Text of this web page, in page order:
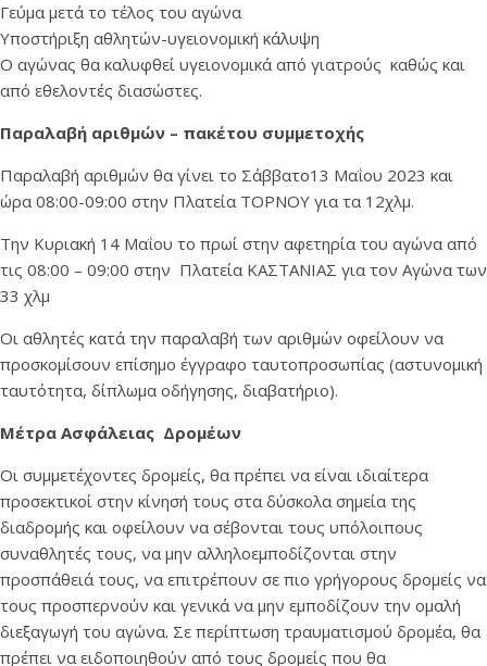
Γεύμα μετά το τέλος του αγώνα
Υποστήριξη αθλητών-υγειονομική κάλυψη
Ο αγώνας θα καλυφθεί υγειονομικά από γιατρούς καθώς και
από εθελοντές διασώστες.
Παραλαβή αριθμών – πακέτου συμμετοχής
Παραλαβή αριθμών θα γίνει το Σάββατο13 Μαΐου 2023 και
ώρα 08:00-09:00 στην Πλατεία ΤΟΡΝΟΥ για τα 12χλμ.
Την Κυριακή 14 Μαΐου το πρωί στην αφετηρία του αγώνα από
τις 08:00 – 09:00 στην Πλατεία ΚΑΣΤΑΝΙΑΣ για τον Αγώνα των
33 χλμ
Οι αθλητές κατά την παραλαβή των αριθμών οφείλουν να
προσκομίσουν επίσημο έγγραφο ταυτοπροσωπίας (αστυνομική
ταυτότητα, δίπλωμα οδήγησης, διαβατήριο).
Μέτρα Ασφάλειας Δρομέων
Οι συμμετέχοντες δρομείς, θα πρέπει να είναι ιδιαίτερα
προσεκτικοί στην κίνησή τους στα δύσκολα σημεία της
διαδρομής και οφείλουν να σέβονται τους υπόλοιπους
συναθλητές τους, να μην αλληλοεμποδίζονται στην
προσπάθειά τους, να επιτρέπουν σε πιο γρήγορους δρομείς να
τους προσπερνούν και γενικά να μην εμποδίζουν την ομαλή
διεξαγωγή του αγώνα. Σε περίπτωση τραυματισμού δρομέα, θα
πρέπει να ειδοποιηθούν από τους δρομείς που θα